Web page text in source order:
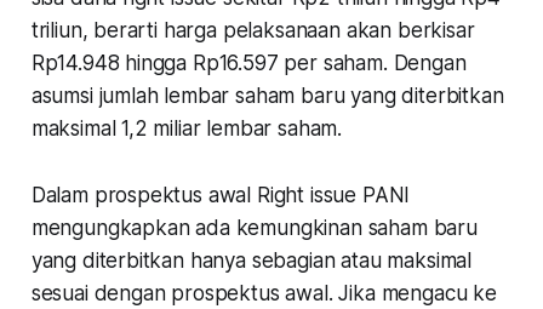
triliun, berarti harga pelaksanaan akan berkisar
Rp14.948 hingga Rp16.597 per saham. Dengan
asumsi jumlah lembar saham baru yang diterbitkan
maksimal 1,2 miliar lembar saham.
Dalam prospektus awal Right issue PANI
mengungkapkan ada kemungkinan saham baru
yang diterbitkan hanya sebagian atau maksimal
sesuai dengan prospektus awal. Jika mengacu ke